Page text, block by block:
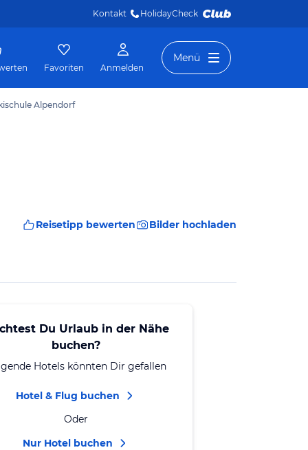
Kontakt HolidayCheck
Favoriten Anmelden
Menü
Alpendorf
Reisetipp bewerten Bilder hochladen
Du Urlaub in der Nähe
buchen?
Hotels könnten Dir gefallen
Hotel & Flug buchen
Oder
Nur Hotel buchen